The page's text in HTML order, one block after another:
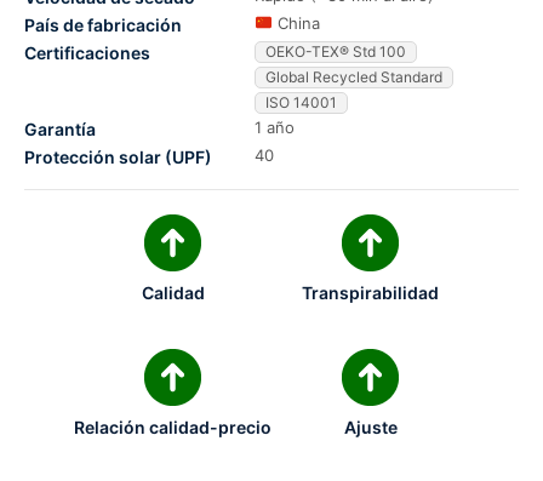
País de fabricación China
Certificaciones
OEKO-TEX® Std 100
Global Recycled Standard
ISO 14001
Garantía 1 año
Protección solar (UPF) 40
Calidad Transpirabilidad
Relación calidad-precio Ajuste